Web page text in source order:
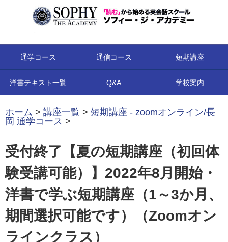
通学コース 通信コース 短期講座
洋書テキスト一覧 Q&A 学校案内
ホーム > 講座一覧 > 短期講座 - zoomオンライン/長
岡 通学コース >
受付終了【夏の短期講座（初回体
験受講可能）】2022年8月開始・
洋書で学ぶ短期講座（1～3か月、
期間選択可能です）（Zoomオン
ラインクラス）